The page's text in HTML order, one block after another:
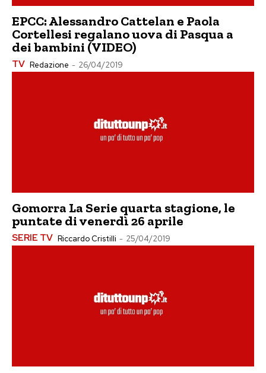
EPCC: Alessandro Cattelan e Paola
Cortellesi regalano uova di Pasqua a
dei bambini (VIDEO)
TV Redazione - 26/04/2019
Gomorra La Serie quarta stagione, le
puntate di venerdì 26 aprile
SERIE TV Riccardo Cristilli - 25/04/2019